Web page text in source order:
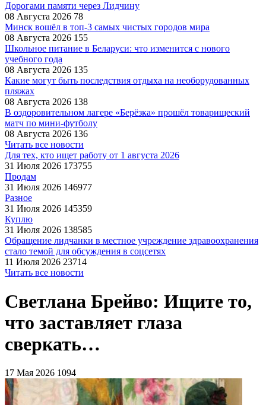
Дорогами памяти через Лидчину
08 Августа 2026 78
Минск вошёл в топ-3 самых чистых городов мира
08 Августа 2026 155
Школьное питание в Беларуси: что изменится с нового
учебного года
08 Августа 2026 135
Какие могут быть последствия отдыха на необорудованных
пляжах
08 Августа 2026 138
В оздоровительном лагере «Берёзка» прошёл товарищеский
матч по мини-футболу
08 Августа 2026 136
Читать все новости
Для тех, кто ищет работу от 1 августа 2026
31 Июля 2026 173755
Продам
31 Июля 2026 146977
Разное
31 Июля 2026 145359
Куплю
31 Июля 2026 138585
Обращение лидчанки в местное учреждение здравоохранения
стало темой для обсуждения в соцсетях
11 Июля 2026 23714
Читать все новости
Светлана Брейво: Ищите то,
что заставляет глаза
сверкать…
17 Мая 2026 1094